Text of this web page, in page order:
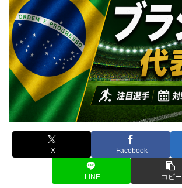
X Facebook
LINE コピー